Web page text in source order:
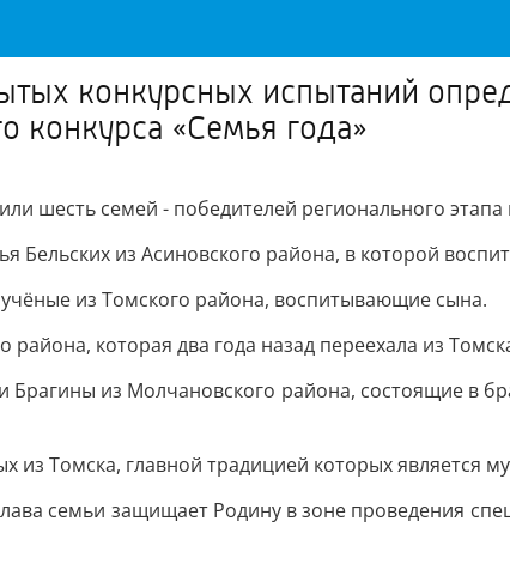
конкурсных испытаний
конкурса «Семья года»
шесть семей - победителей регионального этапа
Бельских из Асиновского района, в которой
из Томского района, воспитывающие сына.
района, которая два года назад переехала из
Брагины из Молчановского района, состоящие в
из Томска, главной традицией которых является
семьи защищает Родину в зоне проведения